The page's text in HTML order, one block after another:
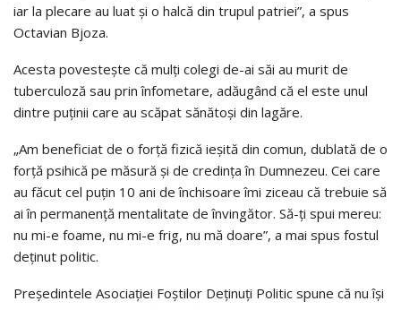
iar la plecare au luat şi o halcă din trupul patriei”, a spus
Octavian Bjoza.
Acesta povestește că mulți colegi de-ai săi au murit de
tuberculoză sau prin înfometare, adăugând că el este unul
dintre puținii care au scăpat sănătoși din lagăre.
„Am beneficiat de o forță fizică ieșită din comun, dublată de o
forță psihică pe măsură și de credința în Dumnezeu. Cei care
au făcut cel puțin 10 ani de închisoare îmi ziceau că trebuie să
ai în permanență mentalitate de învingător. Să-ți spui mereu:
nu mi-e foame, nu mi-e frig, nu mă doare”, a mai spus fostul
deținut politic.
Preşedintele Asociaţiei Foştilor Deţinuţi Politic spune că nu își